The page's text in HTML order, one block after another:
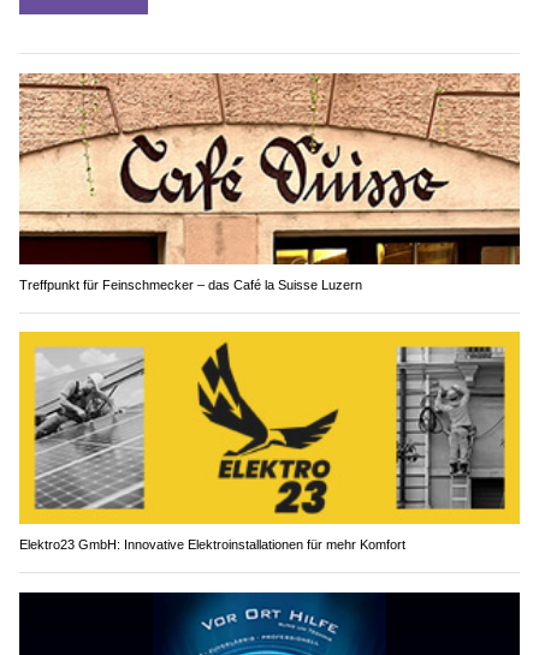
Treffpunkt für Feinschmecker – das Café la Suisse Luzern
Elektro23 GmbH: Innovative Elektroinstallationen für mehr Komfort